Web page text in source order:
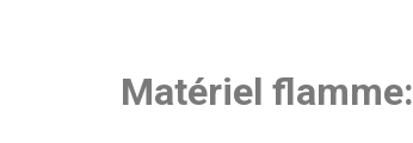
Matériel flamme: